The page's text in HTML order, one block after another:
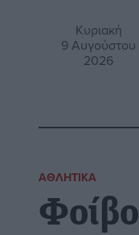
Κυριακή
9 Αυγούστου
2026
ΑΘΛΗΤΙΚΆ